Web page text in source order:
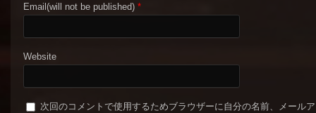
Email(will not be published) *
Website
次回のコメントで使用するためブラウザーに自分の名前、メール